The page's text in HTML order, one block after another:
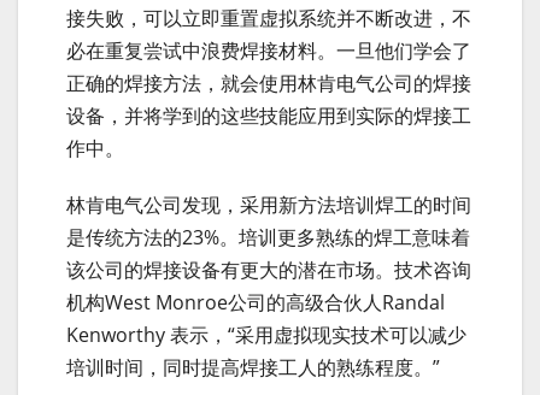
接失败，可以立即重置虚拟系统并不断改进，不
必在重复尝试中浪费焊接材料。一旦他们学会了
正确的焊接方法，就会使用林肯电气公司的焊接
设备，并将学到的这些技能应用到实际的焊接工
作中。
林肯电气公司发现，采用新方法培训焊工的时间
是传统方法的23%。培训更多熟练的焊工意味着
该公司的焊接设备有更大的潜在市场。技术咨询
机构West Monroe公司的高级合伙人Randal
Kenworthy 表示，“采用虚拟现实技术可以减少
培训时间，同时提高焊接工人的熟练程度。”